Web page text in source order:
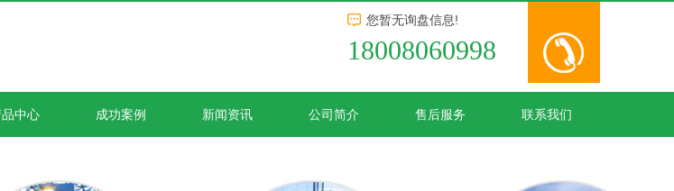
您暂无询盘信息!
18008060998
品中心 成功案例 新闻资讯 公司简介 售后服务 联系我们